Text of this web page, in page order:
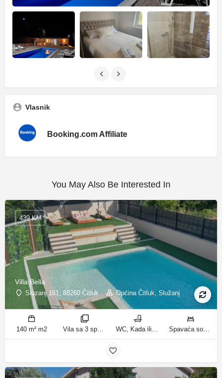
Vlasnik
Booking.com Affiliate
You May Also Be Interested In
Villa Bella
Sluzanj 161, 88260 Čitluk Općina Čitluk, Služanj
439 KM
140 m² m2 Vila sa 3 spavaće sobe sobe WC, Kada ili tuš kupatila Spavaća soba 1: 1 bračni krevet | Spavaća soba 2: 2 kreveta za jednu osobu | Spavaća soba 3: 2 kreveta za jednu osobu | Dnevni boravak: 1 kauč na razvlačenje ležaja